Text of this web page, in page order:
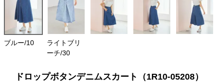
ブルー/10
ライトブリ
ーチ/30
ドロップボタンデニムスカート（1R10-05208）